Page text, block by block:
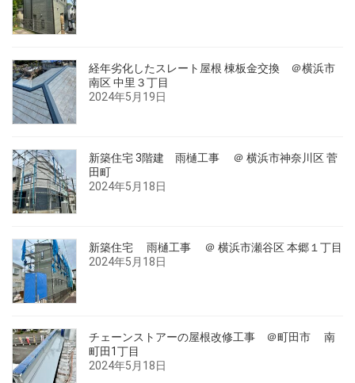
経年劣化したスレート屋根 棟板金交換 ＠横浜市
南区 中里３丁目
2024年5月19日
新築住宅 3階建 雨樋工事 ＠ 横浜市神奈川区 菅
田町
2024年5月18日
新築住宅 雨樋工事 ＠ 横浜市瀬谷区 本郷１丁目
2024年5月18日
チェーンストアーの屋根改修工事 ＠町田市 南
町田1丁目
2024年5月18日